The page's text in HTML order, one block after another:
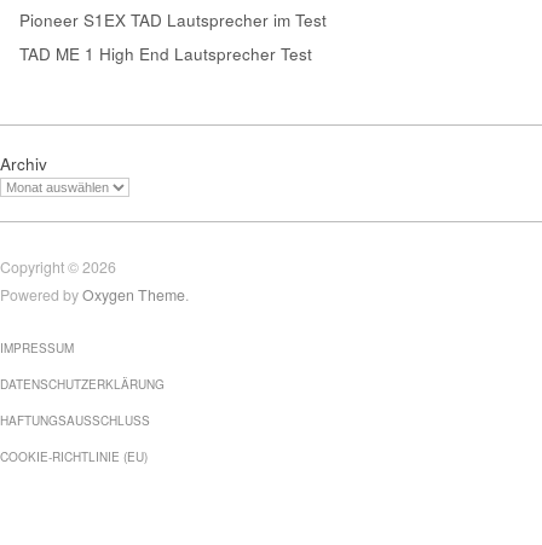
Pioneer S1EX TAD Lautsprecher im Test
TAD ME 1 High End Lautsprecher Test
Archiv
Copyright © 2026
Powered byOxygen Theme.
IMPRESSUM
DATENSCHUTZERKLÄRUNG
HAFTUNGSAUSSCHLUSS
COOKIE-RICHTLINIE (EU)